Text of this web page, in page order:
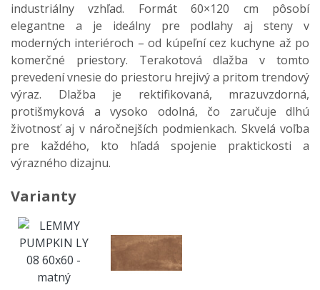
industriálny vzhľad. Formát 60×120 cm pôsobí
elegantne a je ideálny pre podlahy aj steny v
moderných interiéroch – od kúpeľní cez kuchyne až po
komerčné priestory. Terakotová dlažba v tomto
prevedení vnesie do priestoru hrejivý a pritom trendový
výraz. Dlažba je rektifikovaná, mrazuvzdorná,
protišmyková a vysoko odolná, čo zaručuje dlhú
životnosť aj v náročnejších podmienkach. Skvelá voľba
pre každého, kto hľadá spojenie praktickosti a
výrazného dizajnu.
Varianty